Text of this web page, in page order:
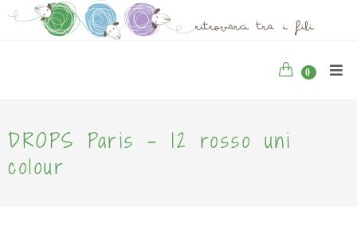
0
DROPS Paris - 12 rosso uni
colour